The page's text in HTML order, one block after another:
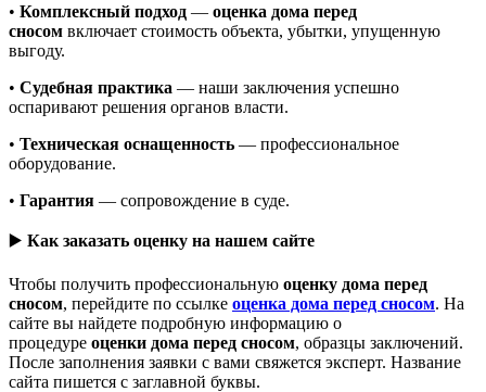
• Комплексный подход — оценка дома перед
сносом включает стоимость объекта, убытки, упущенную
выгоду.
• Судебная практика — наши заключения успешно
оспаривают решения органов власти.
• Техническая оснащенность — профессиональное
оборудование.
• Гарантия — сопровождение в суде.
▶️ Как заказать оценку на нашем сайте
Чтобы получить профессиональную оценку дома перед
сносом, перейдите по ссылке оценка дома перед сносом. На
сайте вы найдете подробную информацию о
процедуре оценки дома перед сносом, образцы заключений.
После заполнения заявки с вами свяжется эксперт. Название
сайта пишется с заглавной буквы.